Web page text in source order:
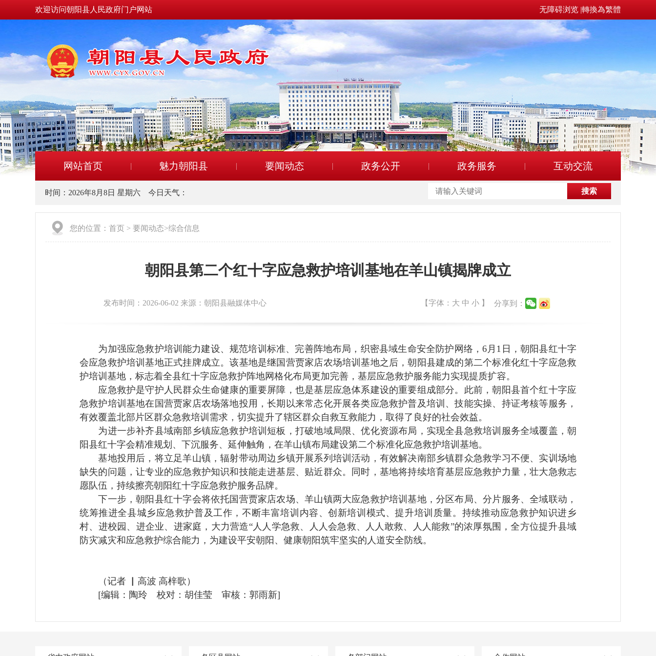
欢迎访问朝阳县人民政府门户网站 无障碍浏览 |轉換為繁體
网站首页 魅力朝阳县 要闻动态 政务公开 政务服务 互动交流
时间： 2026年8月8日 星期六 今日天气：
您的位置： 首页 > 要闻动态>综合信息
朝阳县第二个红十字应急救护培训基地在羊山镇揭牌成立
发布时间：2026-06-02 来源：朝阳县融媒体中心 【字体： 大 中 小 】 分享到：
为加强应急救护培训能力建设、规范培训标准、完善阵地布局，织密县域生命安全防护网络，6月1日，朝阳县红十字
会应急救护培训基地正式挂牌成立。该基地是继国营贾家店农场培训基地之后，朝阳县建成的第二个标准化红十字应急救
护培训基地，标志着全县红十字应急救护阵地网格化布局更加完善，基层应急救护服务能力实现提质扩容。
应急救护是守护人民群众生命健康的重要屏障，也是基层应急体系建设的重要组成部分。此前，朝阳县首个红十字应
急救护培训基地在国营贾家店农场落地投用，长期以来常态化开展各类应急救护普及培训、技能实操、持证考核等服务，
有效覆盖北部片区群众急救培训需求，切实提升了辖区群众自救互救能力，取得了良好的社会效益。
为进一步补齐县域南部乡镇应急救护培训短板，打破地域局限、优化资源布局，实现全县急救培训服务全域覆盖，朝
阳县红十字会精准规划、下沉服务、延伸触角，在羊山镇布局建设第二个标准化应急救护培训基地。
基地投用后，将立足羊山镇，辐射带动周边乡镇开展系列培训活动，有效解决南部乡镇群众急救学习不便、实训场地
缺失的问题，让专业的应急救护知识和技能走进基层、贴近群众。同时，基地将持续培育基层应急救护力量，壮大急救志
愿队伍，持续擦亮朝阳红十字应急救护服务品牌。
下一步，朝阳县红十字会将依托国营贾家店农场、羊山镇两大应急救护培训基地，分区布局、分片服务、全域联动，
统筹推进全县城乡应急救护普及工作，不断丰富培训内容、创新培训模式、提升培训质量。持续推动应急救护知识进乡
村、进校园、进企业、进家庭，大力营造“人人学急救、人人会急救、人人敢救、人人能救”的浓厚氛围，全方位提升县域
防灾减灾和应急救护综合能力，为建设平安朝阳、健康朝阳筑牢坚实的人道安全防线。
（记者 ▏高波 高梓歌）
[编辑：陶玲 校对：胡佳莹 审核：郭雨新]